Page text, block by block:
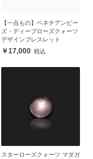
【一点もの】ベネチアンビー
ズ・ディープローズクォーツ
デザインブレスレット
17,000
スターローズクォーツ マダガ